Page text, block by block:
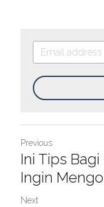
Previous
Ini Tips
Ingin
Next